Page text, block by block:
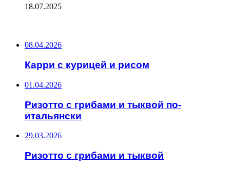
18.07.2025
08.04.2026
Карри с курицей и рисом
01.04.2026
Ризотто с грибами и тыквой по-
итальянски
29.03.2026
Ризотто с грибами и тыквой